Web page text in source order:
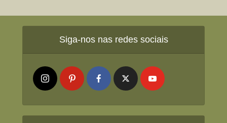
Siga-nos nas redes sociais